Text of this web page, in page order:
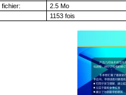
fichier:
2.5 Mo
1153 fois